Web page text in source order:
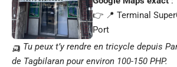
👉 📍 Terminal
Port
🛺 Tu peux t’y rendre en tricycle depuis
de Tagbilaran pour environ 100-150 PHP.